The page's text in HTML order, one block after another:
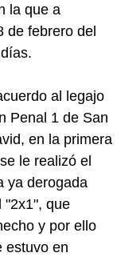
la que a
de febrero del
al legajo
Penal 1 de San
en la primera
le realizó el
ya derogada
"2x1", que
y por ello
estuvo en